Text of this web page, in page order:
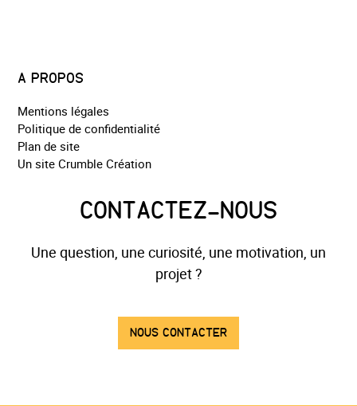
A PROPOS
Mentions légales
Politique de confidentialité
Plan de site
Un site Crumble Création
CONTACTEZ-NOUS
Une question, une curiosité, une motivation, un
projet ?
NOUS CONTACTER